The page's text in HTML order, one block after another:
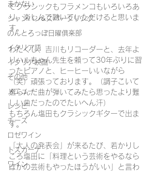
まかない
シャンパン&スパークリング
のんとろっぽ日曜俱楽部
イタリア語
イタリア映画
その他
メニュー
レシピ
チーズ
ロゼワイン
トスカーナ
ワイン
てクラシックもフラメンコもいろいろあ
り、楽しんで聴いていただけると思いま
す。
わたくし、吉川もリコーダーと、去年よ
りハルちゃん先生を頼って30年ぶりに習
ったピアノと、ヒーヒーいいながら
（笑）頑張っております。（調子こいて
選らんだ曲が弾いてみたら思ったより難
しい曲だったのでたいへん汗）
もちろん塩田もクラシックギターで出ま
す。
「大人の発表会」が来るたび、若かりし
ころ塩田に「料理という芸術をやるなら
ほかの芸術もやったほうがいい」と言わ